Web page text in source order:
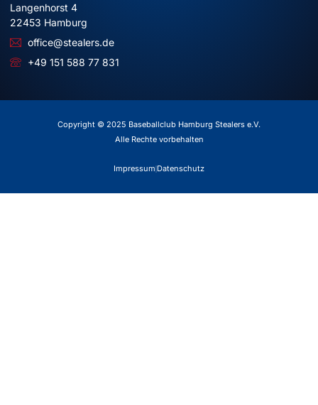
Langenhorst 4
22453 Hamburg
office@stealers.de
+49 151 588 77 831
Copyright © 2025 Baseballclub Hamburg Stealers e.V.
Alle Rechte vorbehalten
Impressum Datenschutz